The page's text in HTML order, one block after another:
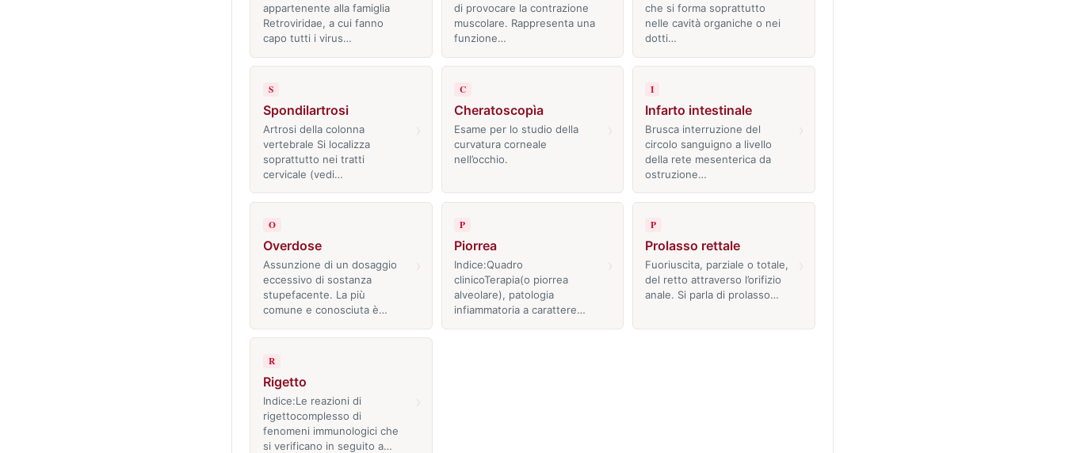
appartenente alla famiglia
Retroviridae, a cui fanno
capo tutti i virus…
di provocare la contrazione
muscolare. Rappresenta una
funzione…
che si forma soprattutto
nelle cavità organiche o nei
dotti…
S
Spondilartrosi
Artrosi della colonna
vertebrale Si localizza
soprattutto nei tratti
cervicale (vedi…
C
Cheratoscopìa
Esame per lo studio della
curvatura corneale
nell’occhio.
I
Infarto intestinale
Brusca interruzione del
circolo sanguigno a livello
della rete mesenterica da
ostruzione…
O
Overdose
Assunzione di un dosaggio
eccessivo di sostanza
stupefacente. La più
comune e conosciuta è…
P
Piorrea
Indice:Quadro
clinicoTerapia(o piorrea
alveolare), patologia
infiammatoria a carattere…
P
Prolasso rettale
Fuoriuscita, parziale o totale,
del retto attraverso l’orifizio
anale. Si parla di prolasso…
R
Rigetto
Indice:Le reazioni di
rigettocomplesso di
fenomeni immunologici che
si verificano in seguito a…